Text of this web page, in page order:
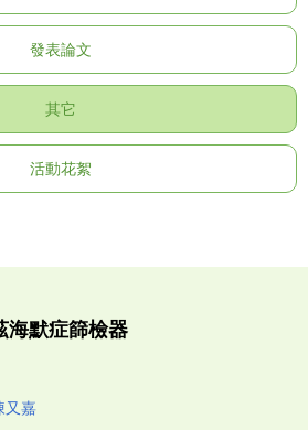
發表論文
其它
活動花絮
海默症篩檢器
又嘉